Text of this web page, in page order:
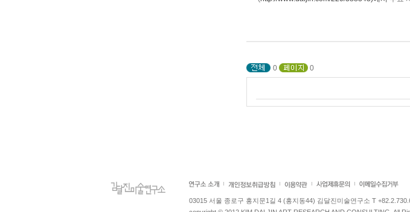
0 0
03015 서울 종로구 홍지문1길 4 (홍지동44) 김달진미술연구소 T